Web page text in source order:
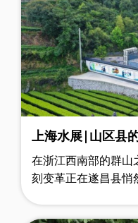
上海水展|山区县
造农村供水新标杆
在浙江西南部的群山
刻变革正在遂昌县悄